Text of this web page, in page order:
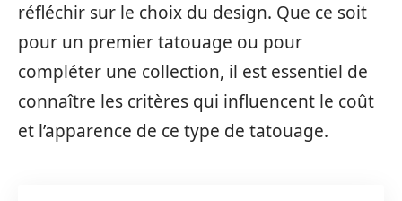
réfléchir sur le choix du design. Que ce soit
pour un premier tatouage ou pour
compléter une collection, il est essentiel de
connaître les critères qui influencent le coût
et l’apparence de ce type de tatouage.